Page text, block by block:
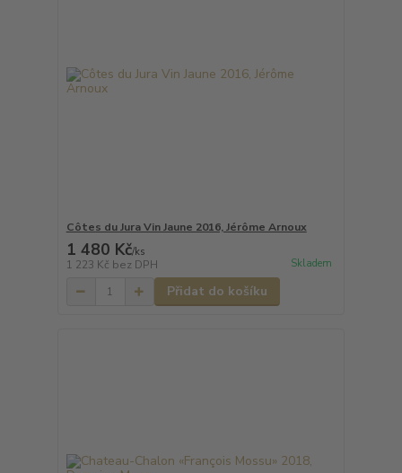
Côtes du Jura Vin Jaune 2016, Jérôme Arnoux
1 480 Kč/ks
1 223 Kč bez DPH Skladem
Přidat do košíku